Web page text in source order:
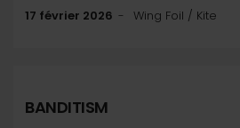
17 février 2026 Wing Foil / Kite
BANDITISM